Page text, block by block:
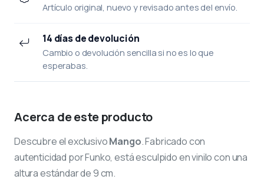
Artículo original, nuevo y revisado antes del envío.
14 días de devolución
Cambio o devolución sencilla si no es lo que
esperabas.
Acerca de este producto
Descubre el exclusivoMango. Fabricado con
autenticidad por Funko, está esculpido en vinilo con una
altura estándar de 9 cm.